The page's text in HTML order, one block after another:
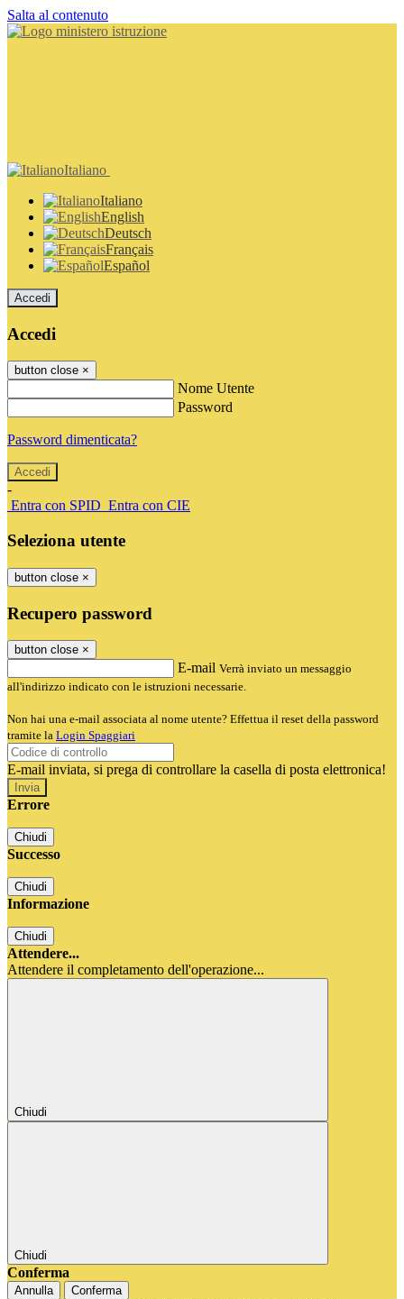
Salta al contenuto
Italiano
Italiano
English
Deutsch
Français
Español
Accedi
Accedi
button close ×
Nome Utente
Password
Password dimenticata?
-
Entra con SPID Entra con CIE
Seleziona utente
button close ×
Recupero password
button close ×
E-mail Verrà inviato un messaggio
all'indirizzo indicato con le istruzioni necessarie.
Non hai una e-mail associata al nome utente? Effettua il reset della password
tramite la Login Spaggiari
E-mail inviata, si prega di controllare la casella di posta elettronica!
Errore
Chiudi
Successo
Chiudi
Informazione
Chiudi
Attendere...
Attendere il completamento dell'operazione...
Chiudi
Chiudi
Conferma
Annulla Conferma